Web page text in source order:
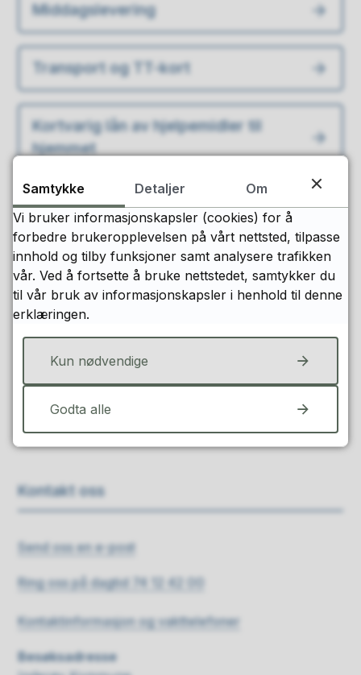
Middagslevering
Transport og TT-kort
Kortvarig lån av hjelpemidler til
hjemmet
Kontaktinformasjon og vakttelefon
Fant du det du lette etter?
Kontakt oss
Send oss en e-post
Ring oss på dagtid 74 12 42 00
Kontaktinformasjon og vakttelefoner
Besøksadresse
Samtykke Detaljer
Om
Vi bruker informasjonskapsler (cookies) for å
forbedre brukeropplevelsen på vårt nettsted, tilpasse
innhold og tilby funksjoner samt analysere trafikken
vår. Ved å fortsette å bruke nettstedet, samtykker du
til vår bruk av informasjonskapsler i henhold til denne
erklæringen.
Kun nødvendige
Godta alle